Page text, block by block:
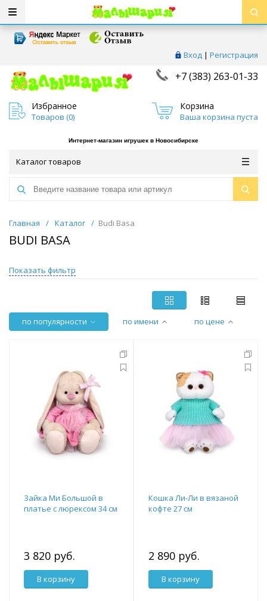
Вход | Регистрация
+7 (383) 263-01-33
Избранное
Товаров (0)
Корзина
Ваша корзина пуста
Интернет-магазин игрушек в Новосибирске
Каталог товаров
Главная / Каталог / Budi Basa
BUDI BASA
Показать фильтр
по популярности по имени по цене
Зайка Ми Большой в
платье с люрексом 34 см
3 820 руб.
В корзину
Кошка Ли-Ли в вязаной
кофте 27 см
2 890 руб.
В корзину